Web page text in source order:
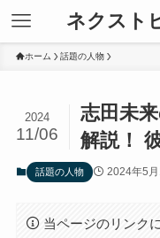
ネクスト
ホーム 話題の人物
志田未
解説！
2024
11/06
話題の人物 2024年5月
当ページのリンク